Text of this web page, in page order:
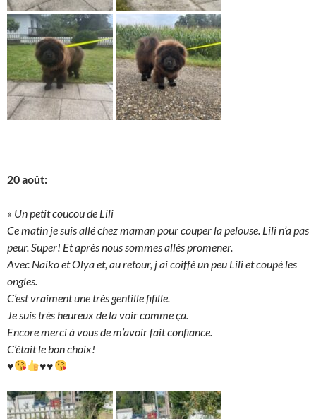
20 août:
« Un petit coucou de Lili
Ce matin je suis allé chez maman pour couper la pelouse. Lili n’a pas
peur. Super! Et après nous sommes allés promener.
Avec Naiko et Olya et, au retour, j ai coiffé un peu Lili et coupé les
ongles.
C’est vraiment une très gentille fifille.
Je suis très heureux de la voir comme ça.
Encore merci à vous de m’avoir fait confiance.
C’était le bon choix!
♥️
♥️♥️